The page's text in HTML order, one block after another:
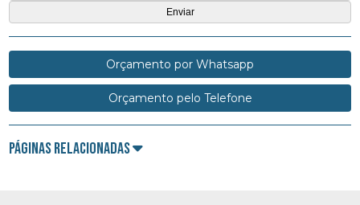
Orçamento por Whatsapp
Orçamento pelo Telefone
Páginas Relacionadas